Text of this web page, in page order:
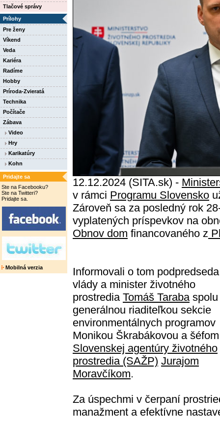
Tlačové správy
Prílohy
Pre ženy
Víkend
Veda
Kariéra
Radíme
Hobby
Príroda-Zvieratá
Technika
Počítače
Zábava
Video
Hry
Karikatúry
Kohn
Pridajte sa
Ste na Facebooku?
Ste na Twitteri?
Pridajte sa.
Mobilná verzia
12.12.2024 (SITA.sk) -
v rámci Programu Slovensko
Zároveň sa za posledný rok
vyplatených príspevkov na
Obnov dom financovaného z
Informovali o tom podpredseda
vlády a minister životného
prostredia Tomáš Tarabaspolu
generálnou riaditeľkou sekcie
environmentálnych programov
Monikou Škrabákovou a šéfom
Slovenskej agentúry životného
prostredia (SAŽP) Jurajom
Moravčíkom.
Za úspechmi v čerpaní
manažment a efektívne